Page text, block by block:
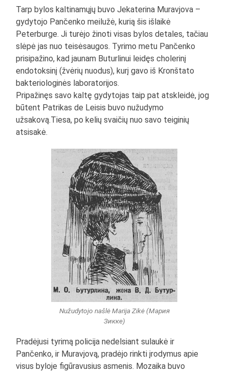
Tarp bylos kaltinamųjų buvo Jekaterina Muravjova –
gydytojo Pančenko meilužė, kurią šis išlaikė
Peterburge. Ji turėjo žinoti visas bylos detales, tačiau
slėpė jas nuo teisėsaugos. Tyrimo metu Pančenko
prisipažino, kad jaunam Buturlinui leidęs cholerinį
endotoksinį (žvėrių nuodus), kurį gavo iš Kronštato
bakteriologinės laboratorijos.
Pripažinęs savo kaltę gydytojas taip pat atskleidė, jog
būtent Patrikas de Leisis buvo nužudymo
užsakovą.Tiesa, po kelių svaičių nuo savo teiginių
atsisakė.
Nužudytojo našlė Marija Zikė (Мария
Зикке)
Pradėjusi tyrimą policija nedelsiant sulaukė ir
Pančenko, ir Muravjovą, pradėjo rinkti įrodymus apie
visus byloje figūravusius asmenis. Mozaika buvo